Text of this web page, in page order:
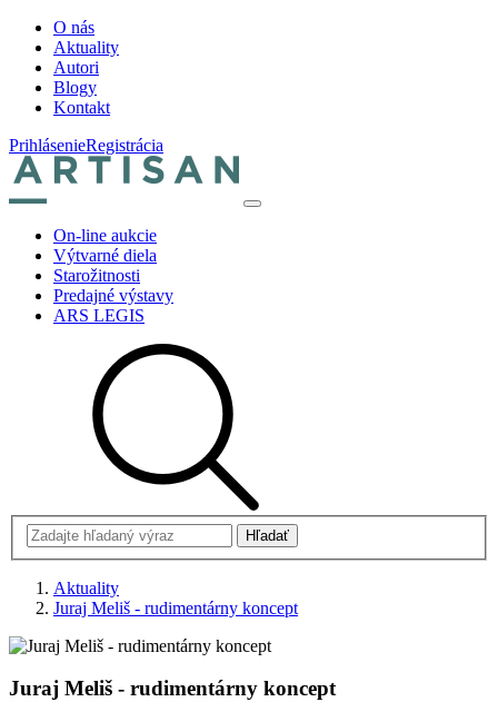
O nás
Aktuality
Autori
Blogy
Kontakt
PrihlásenieRegistrácia
On-line aukcie
Výtvarné diela
Starožitnosti
Predajné výstavy
ARS LEGIS
Aktuality
Juraj Meliš - rudimentárny koncept
Juraj Meliš - rudimentárny koncept